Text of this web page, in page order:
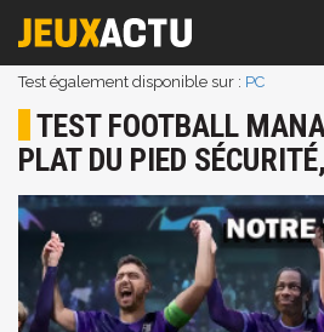
Test également disponible sur : PC
TEST FOOTBALL
PLAT DU PIED